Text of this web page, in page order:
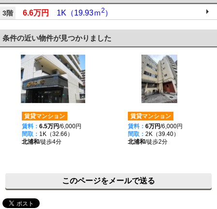
3階 6.6万円 1K（19.93ｍ2）
条件の近い物件が見つかりました
賃貸マンション
賃料： 6.5万円/6,000円
間取： 1K（32.66）
北浦和/徒歩4分
賃貸マンション
賃料：6万円/6,000円
間取：2K（39.40）
北浦和/徒歩2分
このページをメールで送る